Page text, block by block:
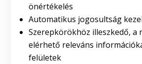
önértékelés
Automatikus jogosultság
Szerepkörökhöz illeszkedő, a
elérhető releváns
felületek